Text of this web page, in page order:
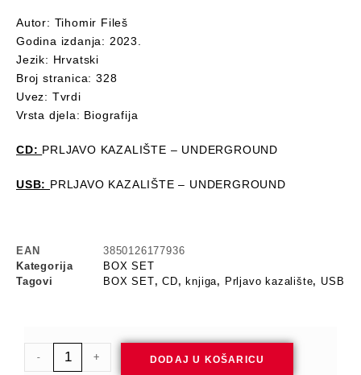
Autor: Tihomir Fileš
Godina izdanja: 2023.
Jezik: Hrvatski
Broj stranica: 328
Uvez: Tvrdi
Vrsta djela: Biografija
CD: PRLJAVO KAZALIŠTE – UNDERGROUND
USB: PRLJAVO KAZALIŠTE – UNDERGROUND
EAN
3850126177936
Kategorija
BOX SET
Tagovi
BOX SET,CD,knjiga, Prljavo kazalište, USB
- + DODAJ U KOŠARICU